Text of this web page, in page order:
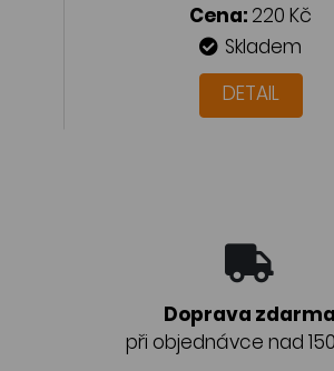
Cena: 220 Kč
Skladem
DETAIL
Doprava zdarma
při objednávce nad